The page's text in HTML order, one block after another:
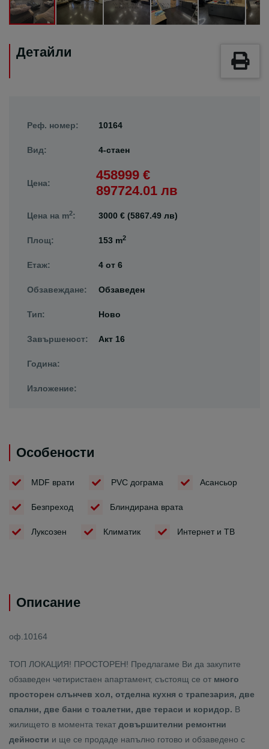
Детайли
Реф. номер: 10164
Вид: 4-стаен
Цена:
458999 €
897724.01 лв
Цена на m2: 3000 € (5867.49 лв)
Площ: 153 m2
Етаж: 4 от 6
Обзавеждане: Обзаведен
Тип: Ново
Завършеност: Акт 16
Година:
Изложение:
Особености
MDF врати PVC дограма Асансьор
Безпреход Блиндирана врата
Луксозен Климатик Интернет и ТВ
Описание
оф.10164
ТОП ЛОКАЦИЯ! ПРОСТОРЕН! Предлагаме Ви да закупите
обзаведен четиристаен апартамент, състоящ се от много
просторен слънчев хол, отделна кухня с трапезария, две
спални, две бани с тоалетни, две тераси и коридор. В
жилището в момента текат довършителни ремонтни
дейности и ще се продаде напълно готово и обзаведено с